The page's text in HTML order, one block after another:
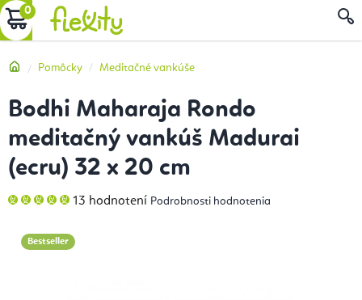
Prejsť
na
NÁKUPNÝ
DomovPomôcky Meditačné vankúše
Bodhi Maharaja Rondo
meditačný vankúš Madurai
(ecru) 32 x 20 cm
Priemerné
hodnotenie
5,0
z
13 hodnotení Podrobnosti hodnotenia
Bestseller